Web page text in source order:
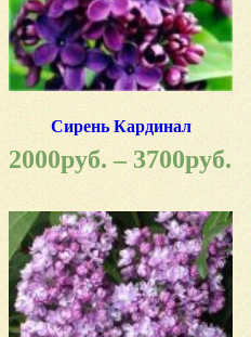
Сирень Кардинал
2000руб.– 3700руб.